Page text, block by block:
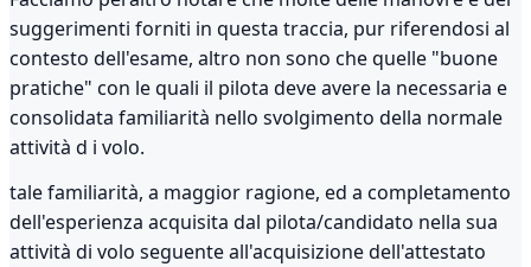
suggerimenti forniti in questa traccia, pur riferendosi al
contesto dell'esame, altro non sono che quelle "buone
pratiche" con le quali il pilota deve avere la necessaria e
consolidata familiarità nello svolgimento della normale
attività d i volo.
tale familiarità, a maggior ragione, ed a completamento
dell'esperienza acquisita dal pilota/candidato nella sua
attività di volo seguente all'acquisizione dell'attestato